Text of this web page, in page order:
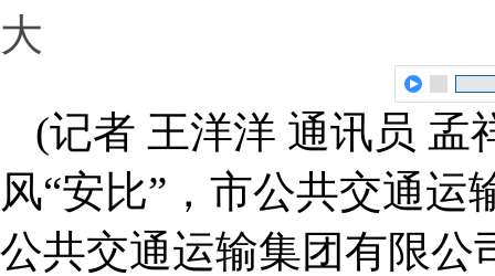
大
(记者 王洋洋 通讯员 孟
风“安比”，市公共交通
公共交通运输集团有限公